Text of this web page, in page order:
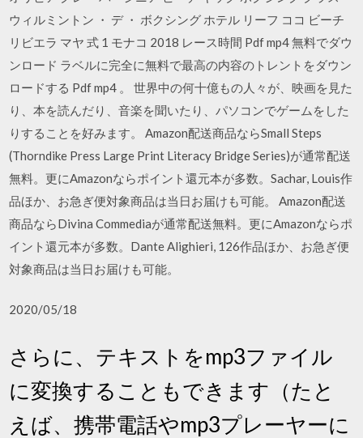
ウィルミントン ・ デ ・ ボクシング ホテル リーフ ココ ビーチ
リビエラ マヤ 式 1 モナコ 2018 レース時間 Pdf mp4 無料でダウ
ンロード ラベルに完全に無料で最高の内容のトレントをダウン
ロードする Pdf mp4 。 世界中の何十億もの人々が、映画を見た
り、本を読んだり、音楽を聞いたり、パソコンでゲームをした
りすることを好みます。 Amazon配送商品ならSmall Steps
(Thorndike Press Large Print Literacy Bridge Series)が通常配送
無料。更にAmazonならポイント還元本が多数。Sachar, Louis作
品ほか、お急ぎ便対象商品は当日お届けも可能。 Amazon配送
商品ならDivina Commediaが通常配送無料。更にAmazonならポ
イント還元本が多数。Dante Alighieri, 126作品ほか、お急ぎ便
対象商品は当日お届けも可能。
2020/05/18
さらに、テキストをmp3ファイル
に変換することもできます（たと
えば、携帯電話やmp3プレーヤーに